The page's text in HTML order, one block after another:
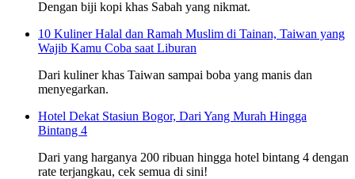
Dengan biji kopi khas Sabah yang nikmat.
10 Kuliner Halal dan Ramah Muslim di Tainan, Taiwan yang
Wajib Kamu Coba saat Liburan
Dari kuliner khas Taiwan sampai boba yang manis dan
menyegarkan.
Hotel Dekat Stasiun Bogor, Dari Yang Murah Hingga
Bintang 4
Dari yang harganya 200 ribuan hingga hotel bintang 4 dengan
rate terjangkau, cek semua di sini!